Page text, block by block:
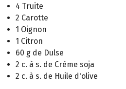
4 Truite
2 Carotte
1 Oignon
1 Citron
60 g de Dulse
2 c. à s. de Crème soja
2 c. à s. de Huile d'olive